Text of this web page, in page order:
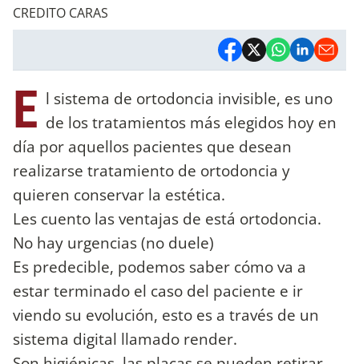
CREDITO CARAS
E l sistema de ortodoncia invisible, es uno
de los tratamientos más elegidos hoy en
día por aquellos pacientes que desean
realizarse tratamiento de ortodoncia y
quieren conservar la estética.
Les cuento las ventajas de está ortodoncia.
No hay urgencias (no duele)
Es predecible, podemos saber cómo va a
estar terminado el caso del paciente e ir
viendo su evolución, esto es a través de un
sistema digital llamado render.